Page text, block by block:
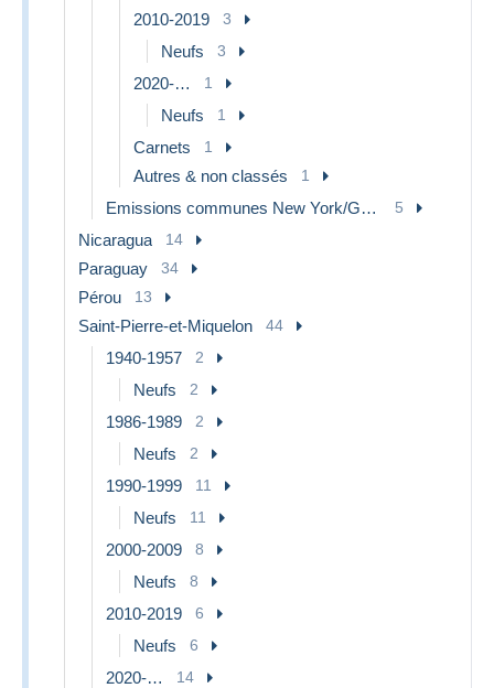
2010-2019 3
Neufs 3
2020-… 1
Neufs 1
Carnets 1
Autres & non classés 1
Emissions communes New York/Genève/Vienne 5
Nicaragua 14
Paraguay 34
Pérou 13
Saint-Pierre-et-Miquelon 44
1940-1957 2
Neufs 2
1986-1989 2
Neufs 2
1990-1999 11
Neufs 11
2000-2009 8
Neufs 8
2010-2019 6
Neufs 6
2020-… 14